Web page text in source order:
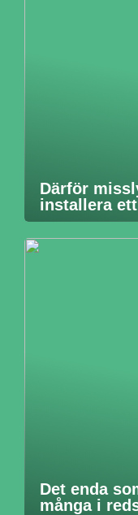
Därför
installera
Det enda
många i